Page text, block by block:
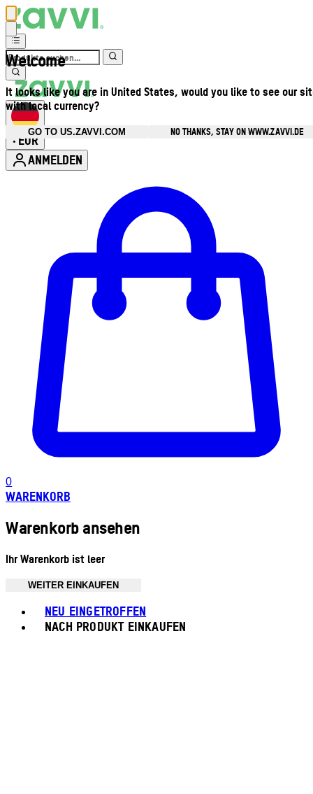
Welcome
It looks like you are in United States, would you like to see our
with local currency?
GO TO US.ZAVVI.COM
NO THANKS, STAY ON WWW.ZAVVI.DE
• EUR
ANMELDEN
0
WARENKORB
Warenkorb ansehen
Ihr Warenkorb ist leer
WEITER EINKAUFEN
NEU EINGETROFFEN
NACH PRODUKT EINKAUFEN